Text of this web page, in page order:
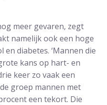
meer gevaren, zegt
namelijk ook een hoge
diabetes. ‘Mannen die
kans op hart- en
keer zo vaak een
groep mannen met
een tekort. Die